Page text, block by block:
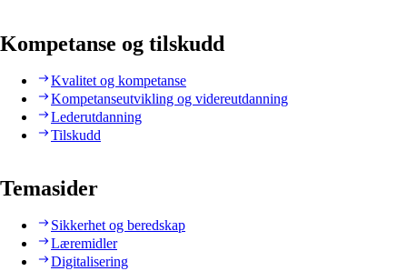
Kompetanse og tilskudd
Kvalitet og kompetanse
Kompetanseutvikling og videreutdanning
Lederutdanning
Tilskudd
Temasider
Sikkerhet og beredskap
Læremidler
Digitalisering